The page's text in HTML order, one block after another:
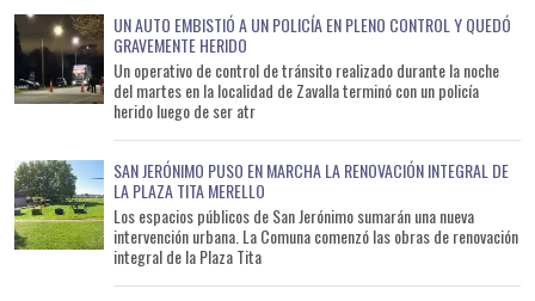
UN AUTO EMBISTIÓ A UN POLICÍA EN PLENO CONTROL Y QUEDÓ
GRAVEMENTE HERIDO
Un operativo de control de tránsito realizado durante la noche
del martes en la localidad de Zavalla terminó con un policía
herido luego de ser atr
SAN JERÓNIMO PUSO EN MARCHA LA RENOVACIÓN INTEGRAL DE
LA PLAZA TITA MERELLO
Los espacios públicos de San Jerónimo sumarán una nueva
intervención urbana. La Comuna comenzó las obras de renovación
integral de la Plaza Tita